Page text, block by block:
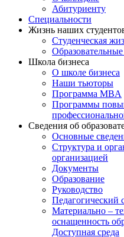
Абитуриенту
Специальности
Жизнь наших
Студенческая
Школа бизнеса
О школе бизнеса
Наши тьюторы
Программа MBA
Программы
Сведения об
Основные
Структура и
организацией
Документы
Образование
Руководство
Педагогический
Материально –
оснащенность
Доступная среда